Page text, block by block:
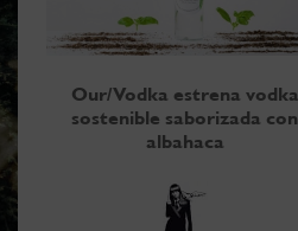
Our/Vodka estrena vodka
sostenible saborizada con
albahaca